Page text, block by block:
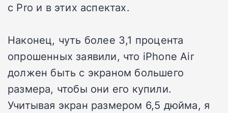
с Pro и в этих аспектах.
Наконец, чуть более 3,1 процента
опрошенных заявили, что iPhone Air
должен быть с экраном большего
размера, чтобы они его купили.
Учитывая экран размером 6,5 дюйма, я